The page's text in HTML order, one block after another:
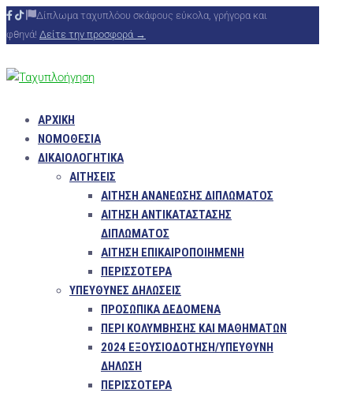
Δίπλωμα ταχυπλόου σκάφους εύκολα, γρήγορα και
φθηνά! Δείτε την προσφορά →
ΑΡΧΙΚΗ
ΝΟΜΟΘΕΣΙΑ
ΔΙΚΑΙΟΛΟΓΗΤΙΚΑ
ΑΙΤΗΣΕΙΣ
ΑΙΤΗΣΗ ΑΝΑΝΕΩΣΗΣ ΔΙΠΛΩΜΑΤΟΣ
ΑΙΤΗΣΗ ΑΝΤΙΚΑΤΑΣΤΑΣΗΣ
ΔΙΠΛΩΜΑΤΟΣ
ΑΙΤΗΣΗ ΕΠΙΚΑΙΡΟΠΟΙΗΜΕΝΗ
ΠΕΡΙΣΣΌΤΕΡΑ
ΥΠΕΥΘΥΝΕΣ ΔΗΛΩΣΕΙΣ
ΠΡΟΣΩΠΙΚΑ ΔΕΔΟΜΕΝΑ
ΠΕΡΙ ΚΟΛΥΜΒΗΣΗΣ ΚΑΙ ΜΑΘΗΜΑΤΩΝ
2024 ΕΞΟΥΣΙΟΔΟΤΗΣΗ/ΥΠΕΥΘΥΝΗ
ΔΗΛΩΣΗ
ΠΕΡΙΣΣΌΤΕΡΑ